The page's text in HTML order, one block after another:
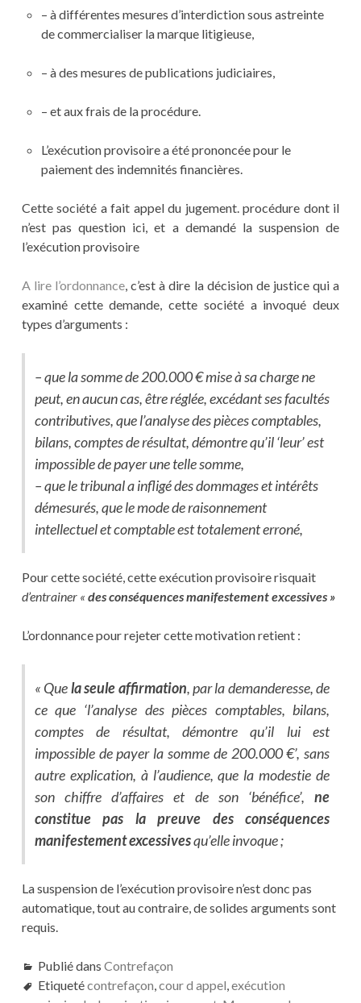
– à différentes mesures d’interdiction sous astreinte
de commercialiser la marque litigieuse,
– à des mesures de publications judiciaires,
– et aux frais de la procédure.
L’exécution provisoire a été prononcée pour le
paiement des indemnités financières.
Cette société a fait appel du jugement. procédure dont il
n’est pas question ici, et a demandé la suspension de
l’exécution provisoire
A lire l’ordonnance, c’est à dire la décision de justice qui a
examiné cette demande, cette société a invoqué deux
types d’arguments :
– que la somme de 200.000 € mise à sa charge ne
peut, en aucun cas, être réglée, excédant ses facultés
contributives, que l’analyse des pièces comptables,
bilans, comptes de résultat, démontre qu’il ‘leur’ est
impossible de payer une telle somme,
– que le tribunal a infligé des dommages et intérêts
démesurés, que le mode de raisonnement
intellectuel et comptable est totalement erroné,
Pour cette société, cette exécution provisoire risquait
d’entrainer « des conséquences manifestement excessives »
L’ordonnance pour rejeter cette motivation retient :
« Quela seule affirmation, par la demanderesse, de
ce que ‘l’analyse des pièces comptables, bilans,
comptes de résultat, démontre qu’il lui est
impossible de payer la somme de 200.000 €’, sans
autre explication, à l’audience, que la modestie de
son chiffre d’affaires et de son ‘bénéfice’,ne
constitue
pas la preuve des conséquences
manifestement excessivesqu’elle invoque ;
La suspension de l’exécution provisoire n’est donc pas
automatique, tout au contraire, de solides arguments sont
requis.
Publié dans Contrefaçon
Etiquetécontrefaçon,cour d appel,exécution